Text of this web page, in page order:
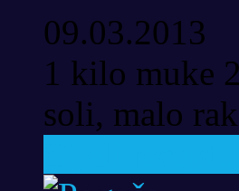
09.03.2013
1 kilo muke
soli, malo